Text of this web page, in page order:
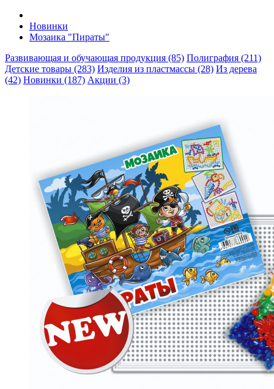
Новинки
Мозаика "Пираты"
Развивающая и обучающая продукция (85) Полиграфия (211)
Детские товары (283) Изделия из пластмассы (28) Из дерева
(42) Новинки (187) Акции (3)